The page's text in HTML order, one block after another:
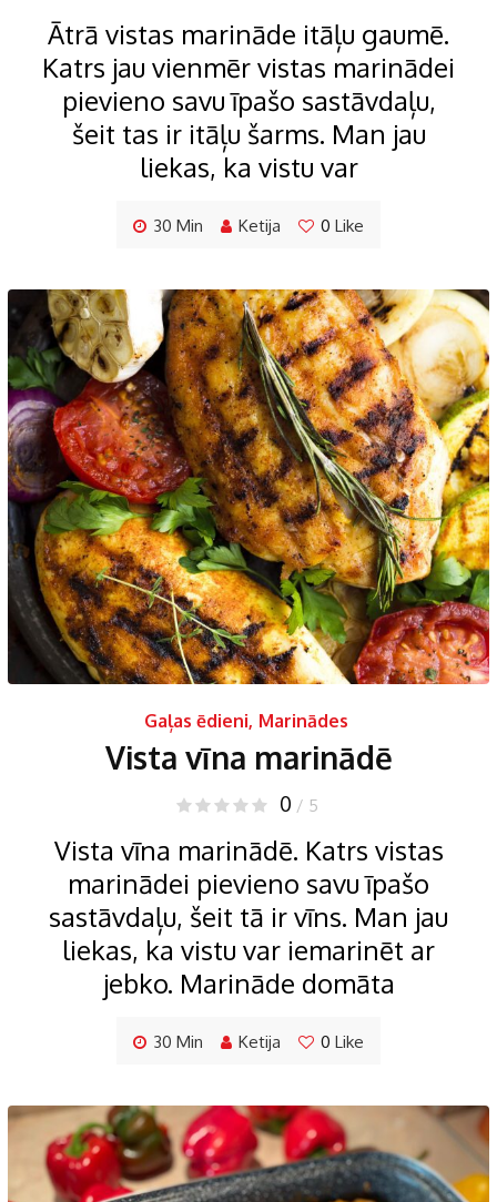
Ātrā vistas marināde itāļu gaumē.
Katrs jau vienmēr vistas marinādei
pievieno savu īpašo sastāvdaļu,
šeit tas ir itāļu šarms. Man jau
liekas, ka vistu var
30 Min Ketija 0 Like
Gaļas ēdieni, Marinādes
Vista vīna marinādē
0 / 5
Vista vīna marinādē. Katrs vistas
marinādei pievieno savu īpašo
sastāvdaļu, šeit tā ir vīns. Man jau
liekas, ka vistu var iemarinēt ar
jebko. Marināde domāta
30 Min Ketija 0 Like